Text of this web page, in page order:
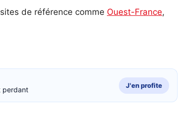
de référence comme Ouest-France,
perdant
J'en profite